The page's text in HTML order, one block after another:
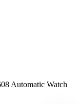
Automatic Watch